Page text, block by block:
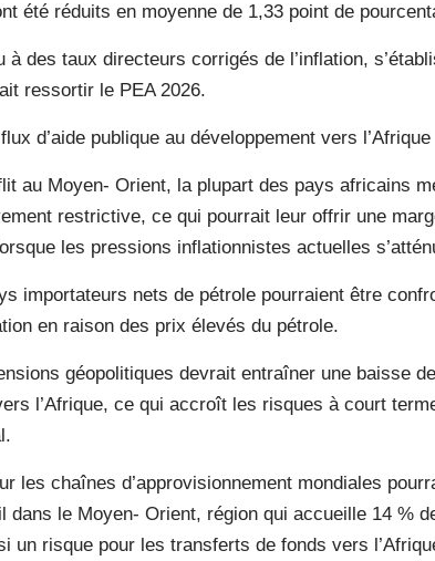
été réduits en moyenne de 1,33 point de
à des taux directeurs corrigés de l’inflation,
ressortir le PEA 2026.
d’aide publique au développement vers l’Afrique
au Moyen- Orient, la plupart des pays africains
restrictive, ce qui pourrait leur offrir une
les pressions inflationnistes actuelles
importateurs nets de pétrole pourraient être
en raison des prix élevés du pétrole.
géopolitiques devrait entraîner une baisse
l’Afrique, ce qui accroît les risques à court
les chaînes d’approvisionnement mondiales
dans le Moyen- Orient, région qui accueille 14 %
un risque pour les transferts de fonds vers